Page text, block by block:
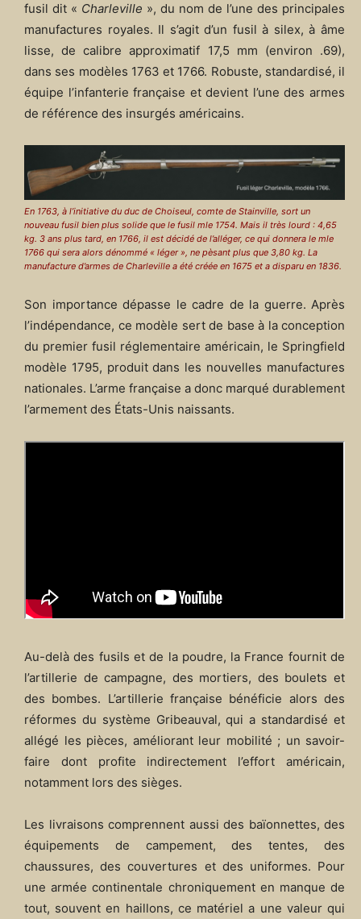
fusil dit « Charleville », du nom de l’une des principales
manufactures royales. Il s’agit d’un fusil à silex, à âme
lisse, de calibre approximatif 17,5 mm (environ .69),
dans ses modèles 1763 et 1766. Robuste, standardisé, il
équipe l’infanterie française et devient l’une des armes
de référence des insurgés américains.
En 1763, à l’initiative du duc de Choiseul, comte de Stainville, sort un
nouveau fusil bien plus solide que le fusil mle 1754. Mais il très lourd : 4,65
kg. 3 ans plus tard, en 1766, il est décidé de l’alléger, ce qui donnera le mle
1766 qui sera alors dénommé « léger », ne pèsant plus que 3,80 kg. La
manufacture d’armes de Charleville a été créée en 1675 et a disparu en 1836.
Son importance dépasse le cadre de la guerre. Après
l’indépendance, ce modèle sert de base à la conception
du premier fusil réglementaire américain, le Springfield
modèle 1795, produit dans les nouvelles manufactures
nationales. L’arme française a donc marqué durablement
l’armement des États-Unis naissants.
Au-delà des fusils et de la poudre, la France fournit de
l’artillerie de campagne, des mortiers, des boulets et
des bombes. L’artillerie française bénéficie alors des
réformes du système Gribeauval, qui a standardisé et
allégé les pièces, améliorant leur mobilité ; un savoir-
faire dont profite indirectement l’effort américain,
notamment lors des sièges.
Les livraisons comprennent aussi des baïonnettes, des
équipements de campement, des tentes, des
chaussures, des couvertures et des uniformes. Pour
une armée continentale chroniquement en manque de
tout, souvent en haillons, ce matériel a une valeur qui